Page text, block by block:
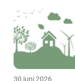
30 juni 2026